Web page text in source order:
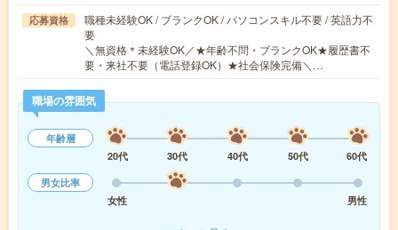
応募資格
職種未経験OK / ブランクOK / パソコンスキル不要 / 英語力不
要
＼無資格＊未経験OK／★年齢不問・ブランクOK★履歴書不
要・来社不要（電話登録OK）★社会保険完備＼…
職場の雰囲気
年齢層
20代
30代 40代 50代
60代
男女比率
女性
男性